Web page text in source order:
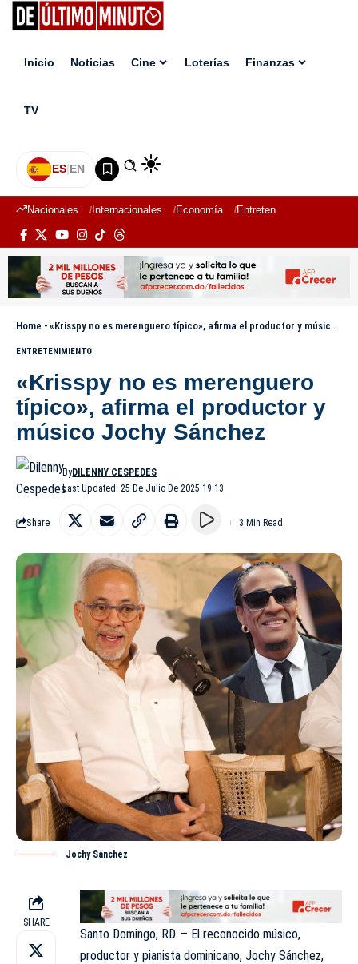
Inicio Noticias Cine Loterías Finanzas
TV
ES|EN
Nacionales Internacionales Economía Entretenimiento
Home - «Krisspy no es merenguero típico», afirma el productor y músico Jochy Sánchez
ENTRETENIMIENTO
«Krisspy no es merenguero
típico», afirma el productor y
músico Jochy Sánchez
Last Updated: 25 De Julio De 2025 19:13
ByDILENNY CESPEDES
Share 3 Min Read
Jochy Sánchez
SHARE
Santo Domingo, RD. – El reconocido músico,
productor y pianista dominicano, Jochy Sánchez,